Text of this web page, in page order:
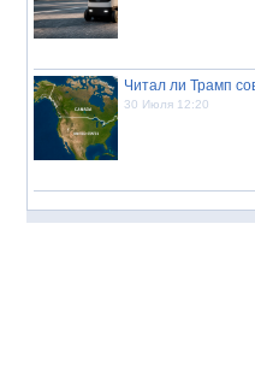
Читал ли Трамп
30 Июля 12:20